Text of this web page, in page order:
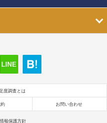
度調査とは
お問い合わせ
報保護方針